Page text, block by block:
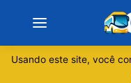
Usando este site, você